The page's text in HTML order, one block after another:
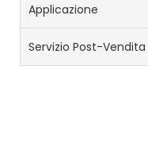
Applicazione
Servizio Post-Vendita